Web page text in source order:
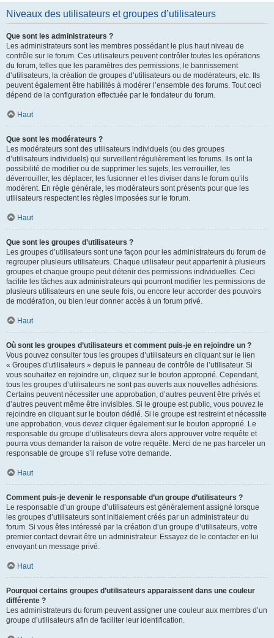
Niveaux des utilisateurs et groupes d’utilisateurs
Que sont les administrateurs ?
Les administrateurs sont les membres possédant le plus haut niveau de
contrôle sur le forum. Ces utilisateurs peuvent contrôler toutes les opérations
du forum, telles que les paramètres des permissions, le bannissement
d’utilisateurs, la création de groupes d’utilisateurs ou de modérateurs, etc. Ils
peuvent également être habilités à modérer l’ensemble des forums. Tout ceci
dépend de la configuration effectuée par le fondateur du forum.
Haut
Que sont les modérateurs ?
Les modérateurs sont des utilisateurs individuels (ou des groupes
d’utilisateurs individuels) qui surveillent régulièrement les forums. Ils ont la
possibilité de modifier ou de supprimer les sujets, les verrouiller, les
déverrouiller, les déplacer, les fusionner et les diviser dans le forum qu’ils
modèrent. En règle générale, les modérateurs sont présents pour que les
utilisateurs respectent les règles imposées sur le forum.
Haut
Que sont les groupes d’utilisateurs ?
Les groupes d’utilisateurs sont une façon pour les administrateurs du forum de
regrouper plusieurs utilisateurs. Chaque utilisateur peut appartenir à plusieurs
groupes et chaque groupe peut détenir des permissions individuelles. Ceci
facilite les tâches aux administrateurs qui pourront modifier les permissions de
plusieurs utilisateurs en une seule fois, ou encore leur accorder des pouvoirs
de modération, ou bien leur donner accès à un forum privé.
Haut
Où sont les groupes d’utilisateurs et comment puis-je en rejoindre un ?
Vous pouvez consulter tous les groupes d’utilisateurs en cliquant sur le lien
« Groupes d’utilisateurs » depuis le panneau de contrôle de l’utilisateur. Si
vous souhaitez en rejoindre un, cliquez sur le bouton approprié. Cependant,
tous les groupes d’utilisateurs ne sont pas ouverts aux nouvelles adhésions.
Certains peuvent nécessiter une approbation, d’autres peuvent être privés et
d’autres peuvent même être invisibles. Si le groupe est public, vous pouvez le
rejoindre en cliquant sur le bouton dédié. Si le groupe est restreint et nécessite
une approbation, vous devez cliquer également sur le bouton approprié. Le
responsable du groupe d’utilisateurs devra alors approuver votre requête et
pourra vous demander la raison de votre requête. Merci de ne pas harceler un
responsable de groupe s’il refuse votre demande.
Haut
Comment puis-je devenir le responsable d’un groupe d’utilisateurs ?
Le responsable d’un groupe d’utilisateurs est généralement assigné lorsque
les groupes d’utilisateurs sont initialement créés par un administrateur du
forum. Si vous êtes intéressé par la création d’un groupe d’utilisateurs, votre
premier contact devrait être un administrateur. Essayez de le contacter en lui
envoyant un message privé.
Haut
Pourquoi certains groupes d’utilisateurs apparaissent dans une couleur
différente ?
Les administrateurs du forum peuvent assigner une couleur aux membres d’un
groupe d’utilisateurs afin de faciliter leur identification.